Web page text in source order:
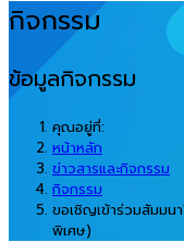
กิจกรรม
ข้อมูลกิจกรรม
คุณอยู่ที่:
หน้าหลัก
ข่าวสารและกิจกรรม
กิจกรรม
ขอเชิญเข้าร่วมสัมมน
พิเศษ)